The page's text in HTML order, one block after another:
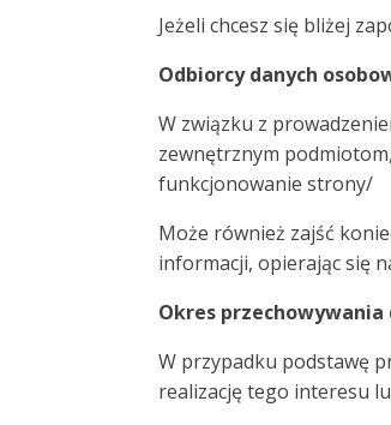
Jeżeli chcesz się bliżej
Odbiorcy danych
W związku z
zewnętrznym
funkcjonowanie strony/
Może również zajść
informacji, opierając się
Okres
W przypadku podstawę
realizację tego interesu